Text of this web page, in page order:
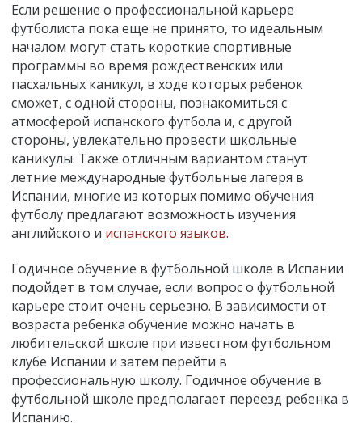
Если решение о профессиональной карьере
футболиста пока еще не принято, то идеальным
началом могут стать короткие спортивные
программы во время рождественских или
пасхальных каникул, в ходе которых ребенок
сможет, с одной стороны, познакомиться с
атмосферой испанского футбола и, с другой
стороны, увлекательно провести школьные
каникулы. Также отличным вариантом станут
летние международные футбольные лагеря в
Испании, многие из которых помимо обучения
футболу предлагают возможность изучения
английского и испанского языков.
Годичное обучение в футбольной школе в Испании
подойдет в том случае, если вопрос о футбольной
карьере стоит очень серьезно. В зависимости от
возраста ребенка обучение можно начать в
любительской школе при известном футбольном
клубе Испании и затем перейти в
профессиональную школу. Годичное обучение в
футбольной школе предполагает переезд ребенка в
Испанию.